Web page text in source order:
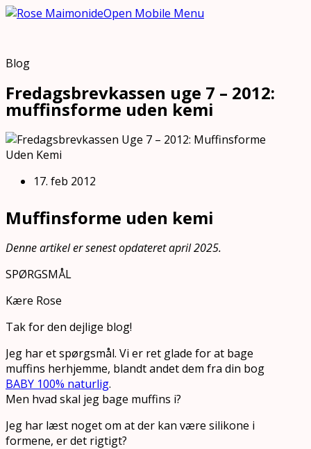
Open Mobile Menu
Blog
Fredagsbrevkassen uge 7 – 2012:
muffinsforme uden kemi
17. feb 2012
Muffinsforme uden kemi
Denne artikel er senest opdateret april 2025.
SPØRGSMÅL
Kære Rose
Tak for den dejlige blog!
Jeg har et spørgsmål. Vi er ret glade for at bage
muffins herhjemme, blandt andet dem fra din bog
BABY 100% naturlig.
Men hvad skal jeg bage muffins i?
Jeg har læst noget om at der kan være silikone i
formene, er det rigtigt?